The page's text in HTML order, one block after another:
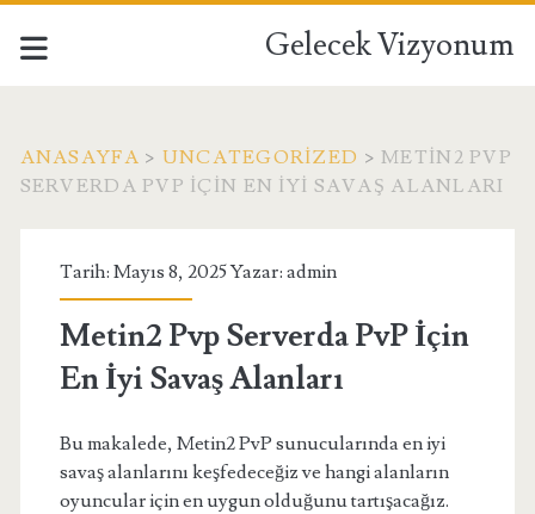
Gelecek Vizyonum
ANASAYFA > UNCATEGORIZED >METIN2 PVP
SERVERDA PVP İÇIN EN İYI SAVAŞ ALANLARI
Tarih: Mayıs 8, 2025 Yazar: admin
Metin2 Pvp Serverda PvP İçin
En İyi Savaş Alanları
Bu makalede, Metin2 PvP sunucularında en iyi
savaş alanlarını keşfedeceğiz ve hangi alanların
oyuncular için en uygun olduğunu tartışacağız.